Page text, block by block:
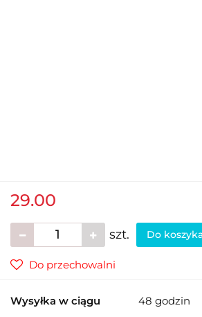
29.00
szt. Do
Do przechowalni
Wysyłka w ciągu 48 godzin